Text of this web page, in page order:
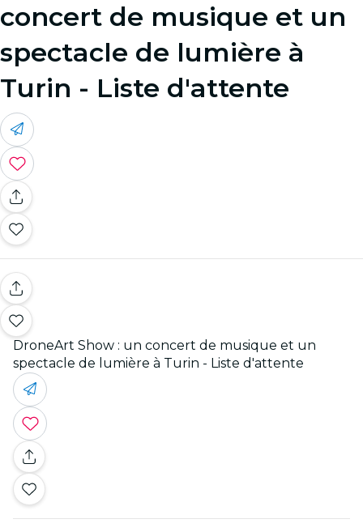
concert de musique et un
spectacle de lumière à
Turin - Liste d'attente
DroneArt Show : un concert de musique et un
spectacle de lumière à Turin - Liste d'attente